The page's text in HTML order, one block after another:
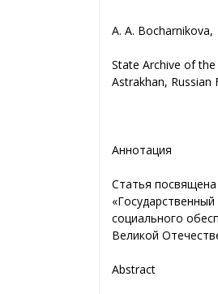
А. A. Bocharnikova,
State Archive of
Astrakhan, Russian
Аннотация
Статья
социального
Великой
Abstract